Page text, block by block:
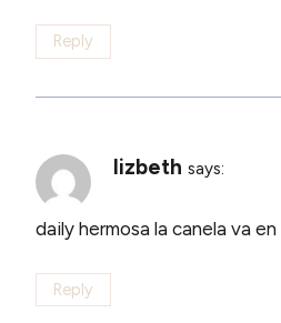
Reply
lizbeth says:
daily hermosa la canela va
Reply